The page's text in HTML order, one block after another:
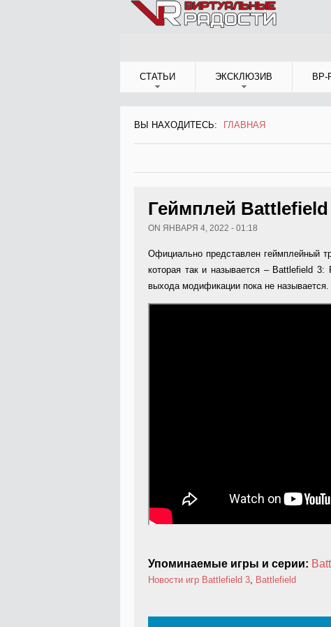
СТАТЬИ ЭКСКЛЮЗИВ ВР-
ВЫ НАХОДИТЕСЬ:
ВЫ НАХОДИТЕСЬ
ГЛАВНАЯ
Геймплей
ON ЯНВАРЯ 4, 2022 - 01:18
Официально представлен геймплейный
которая так и называется – Battlefield
выхода модификации пока не называется.
Упоминаемые игры и серии:
Новости игр Battlefield 3, Battlefield